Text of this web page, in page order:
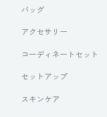
バッグ
アクセサリー
コーディネートセット
セットアップ
スキンケア